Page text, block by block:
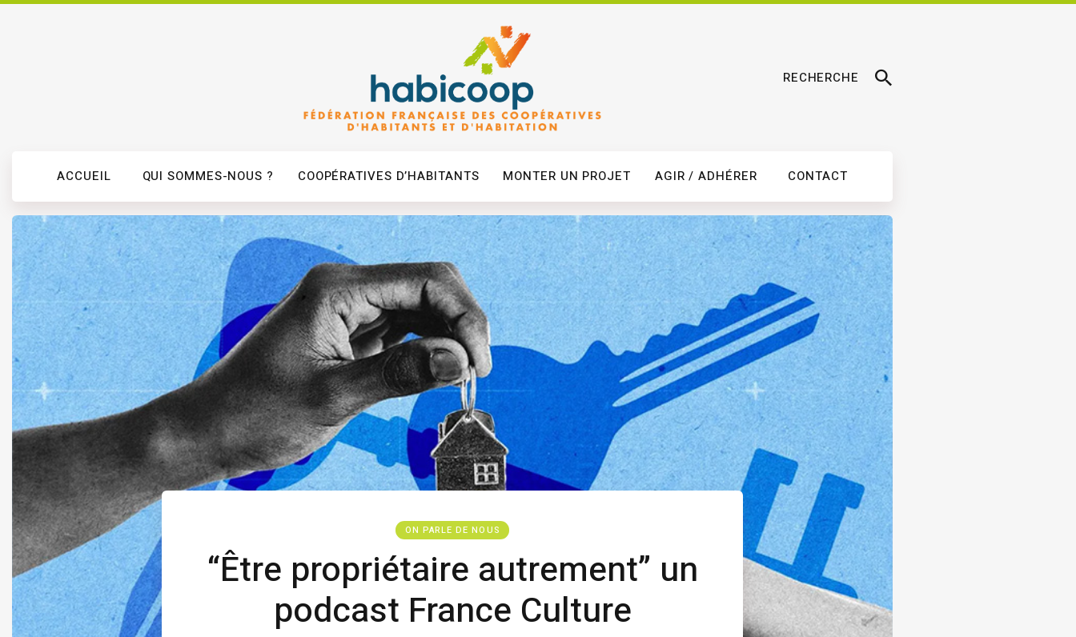
RECHERCHE
ACCUEIL QUI SOMMES-NOUS ? COOPÉRATIVES D’HABITANTS MONTER UN PROJET AGIR / ADHÉRER CONTACT
ON PARLE DE NOUS
“Être propriétaire autrement” un
podcast France Culture